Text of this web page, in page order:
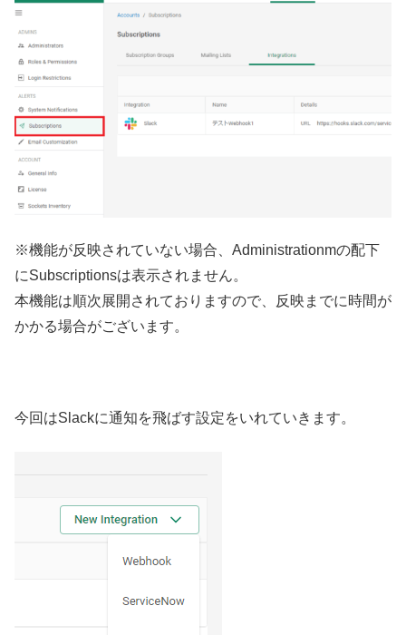
※機能が反映されていない場合、Administrationmの配下
にSubscriptionsは表示されません。
本機能は順次展開されておりますので、反映までに時間が
かかる場合がございます。
今回はSlackに通知を飛ばす設定をいれていきます。